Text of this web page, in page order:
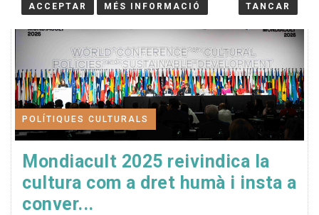
POLÍTIQUES CULTURALS
Mondiacult 2025 reivindica la
cultura com a dret humà i insta a
conver...
ACCEPTAR MÉS INFORMACIÓ TANCAR